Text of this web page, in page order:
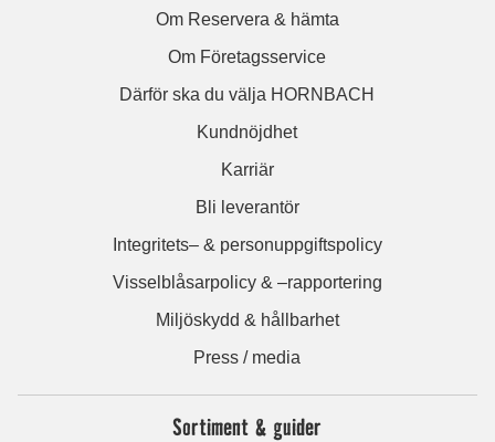
Om Reservera & hämta
Om Företagsservice
Därför ska du välja HORNBACH
Kundnöjdhet
Karriär
Bli leverantör
Integritets– & personuppgiftspolicy
Visselblåsarpolicy & –rapportering
Miljöskydd & hållbarhet
Press / media
Sortiment & guider